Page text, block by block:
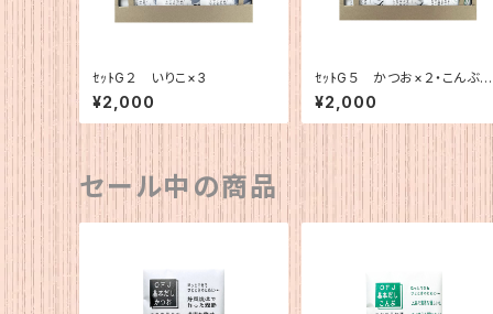
ｾｯﾄG２ いりこ×3
¥2,000
ｾｯﾄG５ かつお×２・こんぶ×
１
¥2,000
セール中の商品